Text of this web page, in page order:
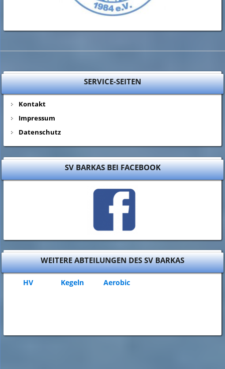
SERVICE-SEITEN
Kontakt
Impressum
Datenschutz
SV BARKAS BEI FACEBOOK
WEITERE ABTEILUNGEN DES SV BARKAS
HV Kegeln Aerobic